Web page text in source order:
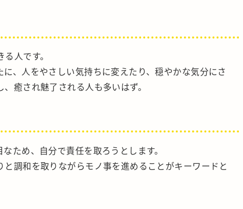
人です。
、人をやさしい気持ちに変えたり、穏やかな気分にさ
癒され魅了される人も多いはず。
ため、自分で責任を取ろうとします。
調和を取りながらモノ事を進めることがキーワードと